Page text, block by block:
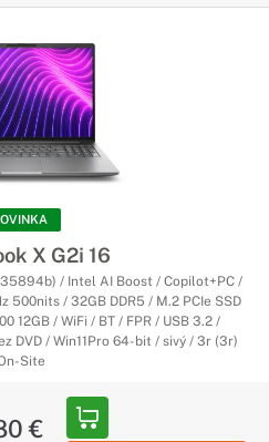
X G2i 16
/ Intel AI Boost / Copilot+PC /
500nits / 32GB DDR5 / M.2 PCIe SSD
12GB / WiFi / BT / FPR / USB 3.2 /
DVD / Win11Pro 64-bit / sivý / 3r (3r)
Site
€